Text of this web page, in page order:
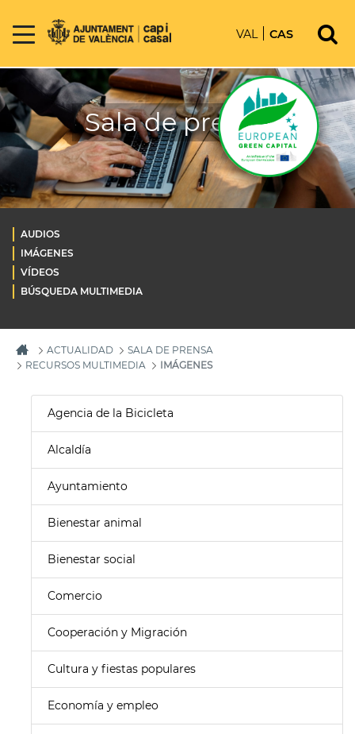
VAL CAS
Sala de prensa
AUDIOS
IMÁGENES
VÍDEOS
BÚSQUEDA MULTIMEDIA
ACTUALIDAD
SALA DE PRENSA
RECURSOS MULTIMEDIA
IMÁGENES
Agencia de la Bicicleta
Alcaldía
Ayuntamiento
Bienestar animal
Bienestar social
Comercio
Cooperación y Migración
Cultura y fiestas populares
Economía y empleo